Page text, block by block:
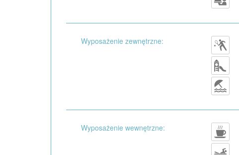
Wyposażenie zewnętrzne:
Wyposażenie wewnętrzne: